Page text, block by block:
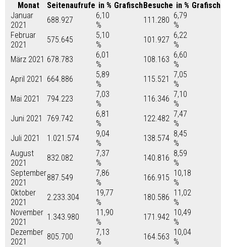
Monat Seitenaufrufe in % GrafischBesuche in % Grafisch
Januar
2021
688.927
6,10
%
111.280 6,79
%
Februar
2021
575.645
5,10
%
101.927 6,22
%
März 2021 678.783
6,01
%
108.163 6,60
%
April 2021
664.886
5,89
%
115.521 7,05
%
Mai 2021
794.223
7,03
%
116.346 7,10
%
Juni 2021
769.742
6,81
%
122.482 7,47
%
Juli 2021
1.021.574
9,04
%
138.574 8,45
%
August
2021
832.082
7,37
%
140.816 8,59
%
September
2021
887.549
7,86
%
166.915 10,18
%
Oktober
2021
2.233.304
19,77
%
180.586 11,02
%
November
2021
1.343.980
11,90
%
171.942 10,49
%
Dezember
2021
805.700
7,13
%
164.563 10,04
%